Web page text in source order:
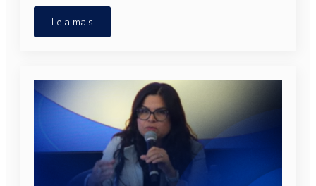
Leia mais